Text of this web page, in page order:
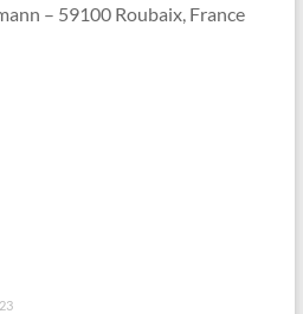
– 59100 Roubaix, France